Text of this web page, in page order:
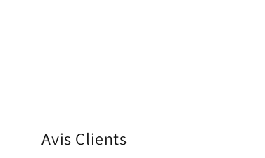
Avis Clients